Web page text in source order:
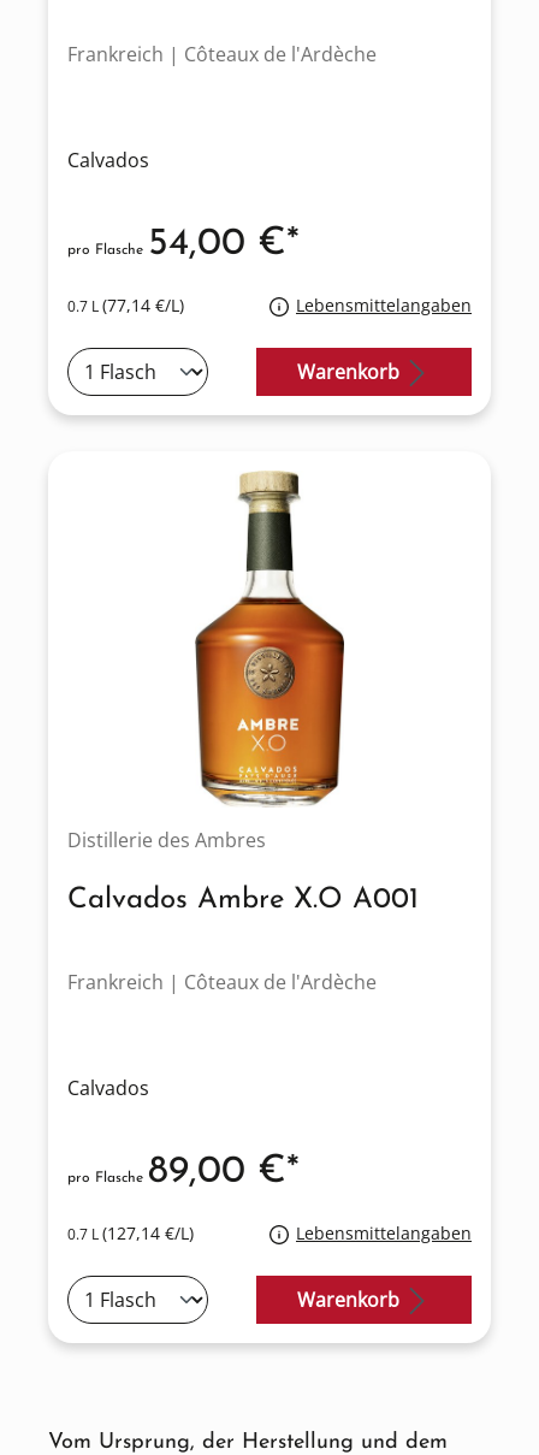
Frankreich | Côteaux de l'Ardèche
Calvados
0.7 L(77,14 €/L) Lebensmittelangaben
pro Flasche 54,00 €*
Warenkorb
Distillerie des Ambres
Calvados Ambre X.O A001
Frankreich | Côteaux de l'Ardèche
Calvados
0.7 L(127,14 €/L) Lebensmittelangaben
pro Flasche 89,00 €*
Warenkorb
Vom Ursprung, der Herstellung und dem